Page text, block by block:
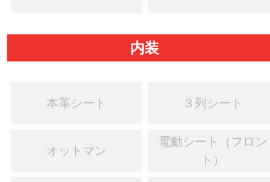
内装
本革シート ３列シート
オットマン
電動シート（フロン
ト）